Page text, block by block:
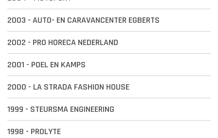
2003 - AUTO- EN CARAVANCENTER EGBERTS
2002 - PRO HORECA NEDERLAND
2001 - POEL EN KAMPS
2000 - LA STRADA FASHION HOUSE
1999 - STEURSMA ENGINEERING
1998 - PROLYTE